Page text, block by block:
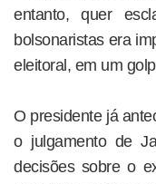
entanto, quer
bolsonaristas era
eleitoral, em um
O presidente já
o julgamento de
decisões sobre o